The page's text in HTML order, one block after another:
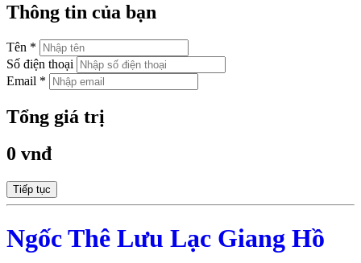
Thông tin của bạn
Tên *
Số điện thoại
Email *
Tổng giá trị
0 vnđ
Tiếp tục
Ngốc Thê Lưu Lạc Giang Hồ